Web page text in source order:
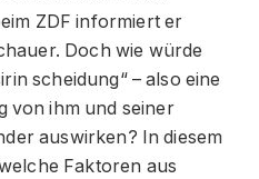
ZDF informiert er
Doch wie würde
scheidung“ – also eine
von ihm und seiner
auswirken? In diesem
Faktoren aus